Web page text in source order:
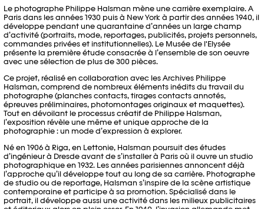
Le photographe Philippe Halsman mène une carrière exemplaire. A
Paris dans les années 1930 puis à New York à partir des années 1940, il
développe pendant une quarantaine d’années un large champ
d’activité (portraits, mode, reportages, publicités, projets personnels,
commandes privées et institutionnelles). Le Musée de l'Elysée
présente la première étude consacrée à l’ensemble de son oeuvre
avec une sélection de plus de 300 pièces.
Ce projet, réalisé en collaboration avec les Archives Philippe
Halsman, comprend de nombreux éléments inédits du travail du
photographe (planches contacts, tirages contacts annotés,
épreuves préliminaires, photomontages originaux et maquettes).
Tout en dévoilant le processus créatif de Philippe Halsman,
l’exposition révèle une même et unique approche de la
photographie : un mode d’expression à explorer.
Né en 1906 à Riga, en Lettonie, Halsman poursuit des études
d’ingénieur à Dresde avant de s’installer à Paris où il ouvre un studio
photographique en 1932. Les années parisiennes annoncent déjà
l’approche qu’il développe tout au long de sa carrière. Photographe
de studio ou de reportage, Halsman s’inspire de la scène artistique
contemporaine et participe à sa promotion. Spécialisé dans le
portrait, il développe aussi une activité dans les milieux publicitaires